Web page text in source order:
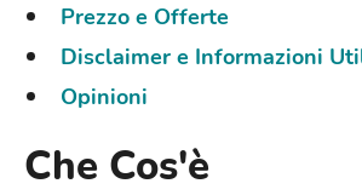
Prezzo e Offerte
Disclaimer e Informazioni
Opinioni
Che Cos'è